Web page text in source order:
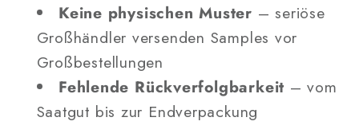
Keine physischen Muster – seriöse
Großhändler versenden Samples vor
Großbestellungen
Fehlende Rückverfolgbarkeit – vom
Saatgut bis zur Endverpackung